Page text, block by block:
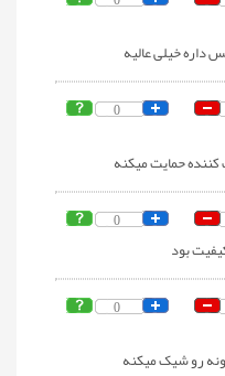
خیلی عالیه
0
حمایت میکنه
0
بود
0
رو شیک میکنه